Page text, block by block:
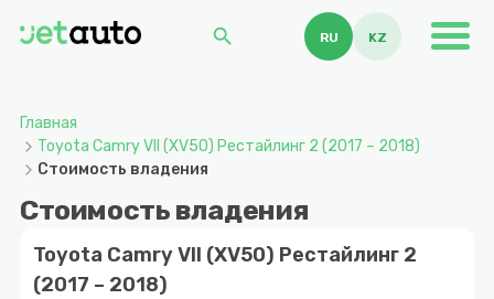
search RU KZ
Главная
Toyota Camry VII (XV50) Рестайлинг 2 (2017 – 2018)
Стоимость владения
Стоимость владения
Toyota Camry VII (XV50) Рестайлинг 2
(2017 – 2018)